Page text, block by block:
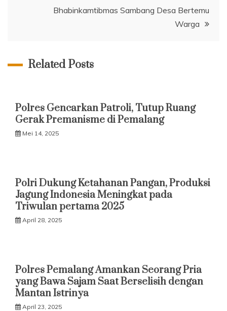
Bhabinkamtibmas Sambang Desa Bertemu
Warga
Related Posts
Polres Gencarkan Patroli, Tutup Ruang
Gerak Premanisme di Pemalang
Mei 14, 2025
Polri Dukung Ketahanan Pangan, Produksi
Jagung Indonesia Meningkat pada
Triwulan pertama 2025
April 28, 2025
Polres Pemalang Amankan Seorang Pria
yang Bawa Sajam Saat Berselisih dengan
Mantan Istrinya
April 23, 2025